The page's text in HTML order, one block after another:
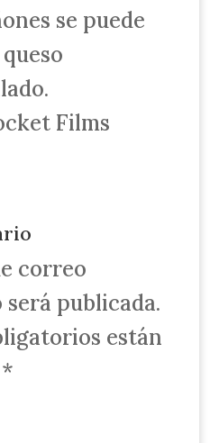
se puede
Films
correo
publicada.
están
*